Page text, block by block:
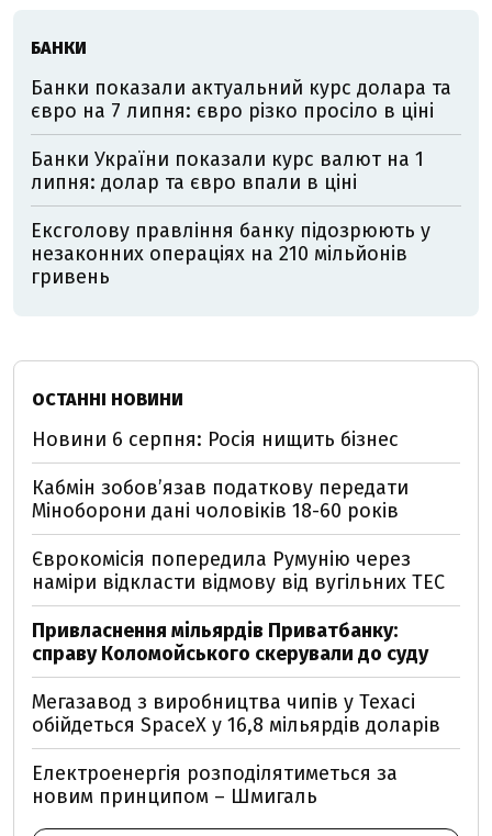
БАНКИ
Банки показали актуальний курс долара та
євро на 7 липня: євро різко просіло в ціні
Банки України показали курс валют на 1
липня: долар та євро впали в ціні
Ексголову правління банку підозрюють у
незаконних операціях на 210 мільйонів
гривень
ОСТАННІ НОВИНИ
Новини 6 серпня: Росія нищить бізнес
Кабмін зобовʼязав податкову передати
Міноборони дані чоловіків 18-60 років
Єврокомісія попередила Румунію через
наміри відкласти відмову від вугільних ТЕС
Привласнення мільярдів Приватбанку:
справу Коломойського скерували до суду
Мегазавод з виробництва чипів у Техасі
обійдеться SpaceX у 16,8 мільярдів доларів
Електроенергія розподілятиметься за
новим принципом – Шмигаль